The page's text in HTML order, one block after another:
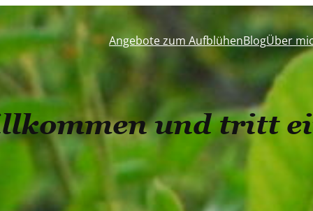
Angebote zum AufblühenBlogÜber
und tritt